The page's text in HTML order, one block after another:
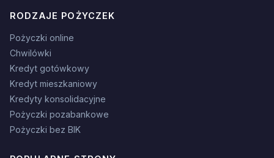
RODZAJE POŻYCZEK
Pożyczki online
Chwilówki
Kredyt gotówkowy
Kredyt mieszkaniowy
Kredyty konsolidacyjne
Pożyczki pozabankowe
Pożyczki bez BIK